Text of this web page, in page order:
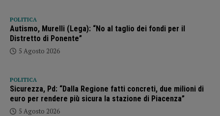
POLITICA
Autismo, Murelli (Lega): “No al taglio dei fondi per il
Distretto di Ponente”
5 Agosto 2026
POLITICA
Sicurezza, Pd: “Dalla Regione fatti concreti, due milioni di
euro per rendere più sicura la stazione di Piacenza”
5 Agosto 2026